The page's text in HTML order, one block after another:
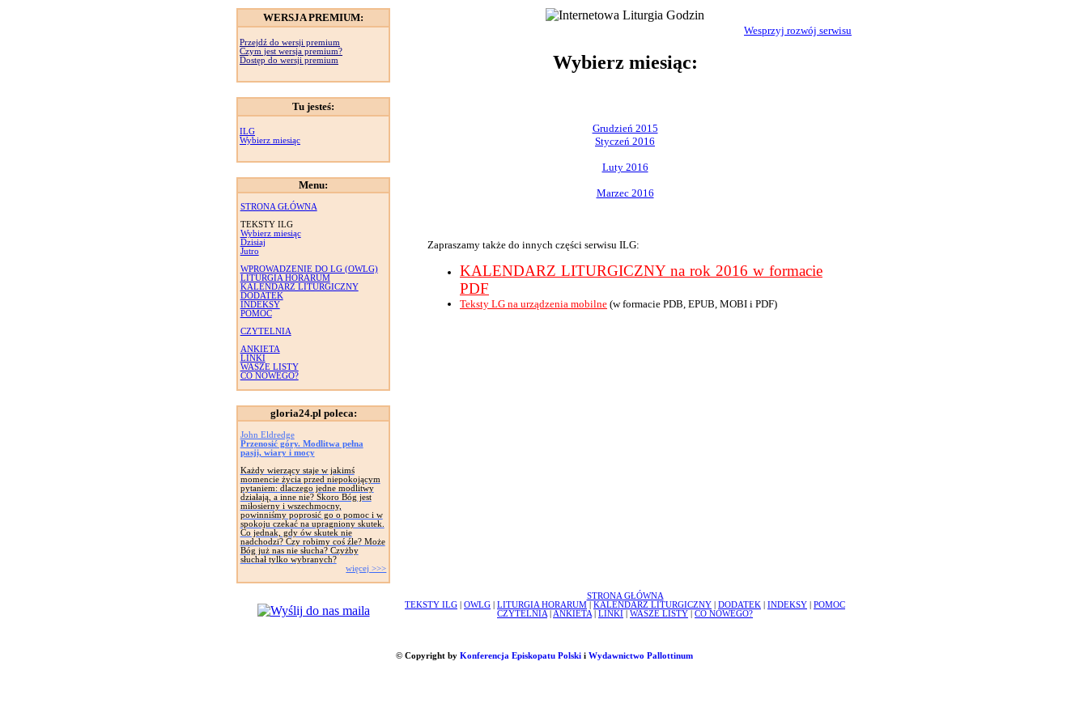
WERSJA PREMIUM:
Przejdź do wersji premium
Czym jest wersja premium?
Dostęp do wersji premium
Tu jesteś:
ILG
Wybierz miesiąc
Menu:
STRONA GŁÓWNA
TEKSTY ILG
Wybierz miesiąc
Dzisiaj
Jutro
WPROWADZENIE DO LG (OWLG)
LITURGIA HORARUM
KALENDARZ LITURGICZNY
DODATEK
INDEKSY
POMOC
CZYTELNIA
ANKIETA
LINKI
WASZE LISTY
CO NOWEGO?
gloria24.pl poleca:
John Eldredge
Przenosić góry. Modlitwa pełna
pasji, wiary i mocy
Każdy wierzący staje w jakimś
momencie życia przed niepokojącym
pytaniem: dlaczego jedne modlitwy
działają, a inne nie? Skoro Bóg jest
miłosierny i wszechmocny,
powinniśmy poprosić go o pomoc i w
spokoju czekać na upragniony skutek.
Co jednak, gdy ów skutek nie
nadchodzi? Czy robimy coś źle? Może
Bóg już nas nie słucha? Czyżby
słuchał tylko wybranych?
więcej >>>
Wesprzyj rozwój serwisu
Wybierz miesiąc:
Grudzień 2015
Styczeń 2016
Luty 2016
Marzec 2016
Zapraszamy także do innych części serwisu ILG:
KALENDARZ LITURGICZNY na rok 2016 w formacie
PDF
Teksty LG na urządzenia mobilne (w formacie PDB, EPUB, MOBI i PDF)
STRONA GŁÓWNA
TEKSTY ILG
OWLG LITURGIA HORARUM KALENDARZ LITURGICZNY DODATEK INDEKSY
POMOC
CZYTELNIA
ANKIETA LINKI WASZE LISTY CO NOWEGO?
© Copyright by Konferencja Episkopatu Polskii Wydawnictwo Pallottinum